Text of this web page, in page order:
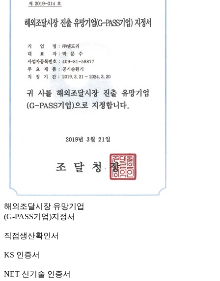
해외조달시장 유망기업
(G-PASS기업)지정서
직접생산확인서
KS 인증서
NET 신기술 인증서